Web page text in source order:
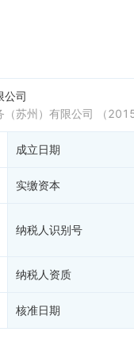
公司
苏州）有限公司 （
成立日期
实缴资本
纳税人识别号
纳税人资质
核准日期